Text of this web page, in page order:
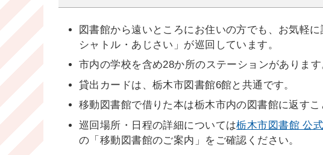
図書館から遠いところにお住いの方でも、お気軽
シャトル・あじさい」が巡回しています。
市内の学校を含め28か所のステーションがあります
貸出カードは、栃木市図書館6館と共通です。
移動図書館で借りた本は栃木市内の図書館に返すこ
巡回場所・日程の詳細については栃木市図書館 公
の「移動図書館のご案内」をご確認ください。